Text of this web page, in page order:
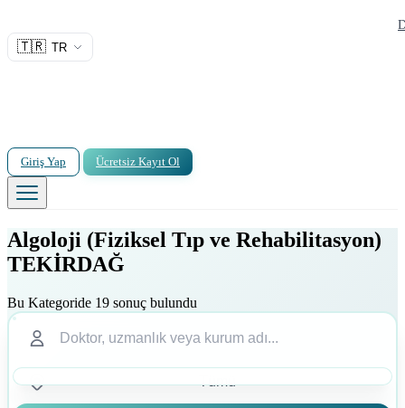
🇹🇷 TR
Giriş Yap Ücretsiz Kayıt Ol
Algoloji (Fiziksel Tıp ve Rehabilitasyon)
TEKİRDAĞ
Bu Kategoride 19 sonuç bulundu